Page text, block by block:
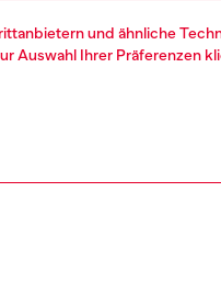
und ähnliche
Auswahl Ihrer Präferenzen